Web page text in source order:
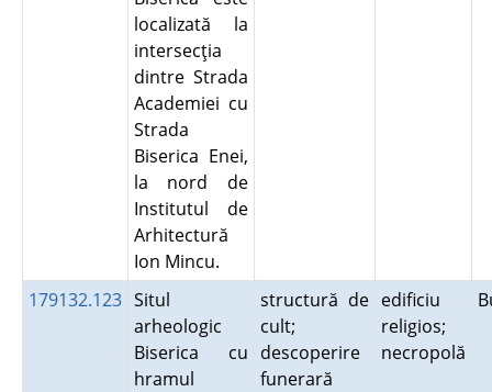
localizată la
intersecţia
dintre Strada
Academiei cu
Strada
Biserica Enei,
la nord de
Institutul de
Arhitectură
Ion Mincu.
179132.123 Situl
arheologic
Biserica cu
hramul
structură de
cult;
descoperire
funerară
edificiu
religios;
necropolă